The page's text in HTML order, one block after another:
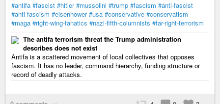
#antifa #fascist #hitler #mussolini #trump #fascism #anti-fascist
#anti-fascism #eisenhower #usa #conservative #conservatism
#maga #right-wing-fanatics #nazi-fifth-columnists #far-right-terrorism
The antifa terrorism threat the Trump administration
describes does not exist
Antifa is a scattered movement of local collectives that opposes
fascism. It has no leader, command hierarchy, funding structure or
record of deadly attacks.